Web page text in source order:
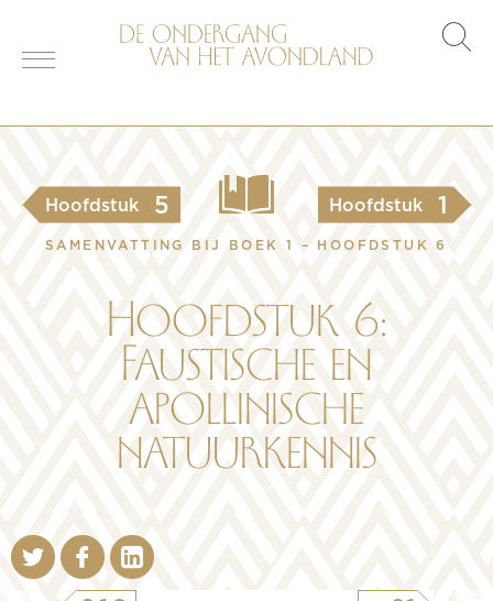
Hoofdstuk 5 Hoofdstuk 1
SAMENVATTING BIJ BOEK 1 – HOOFDSTUK 6
Hoofdstuk 6:
Faustische en
apollinische
natuurkennis